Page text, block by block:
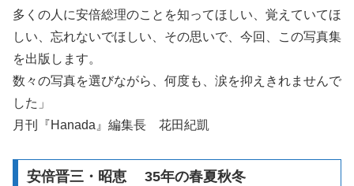
多くの人に安倍総理のことを知ってほしい、覚えていてほ
しい、忘れないでほしい、その思いで、今回、この写真集
を出版します。
数々の写真を選びながら、何度も、涙を抑えきれませんで
した」
月刊『Hanada』編集長 花田紀凱
安倍晋三・昭恵 35年の春夏秋冬